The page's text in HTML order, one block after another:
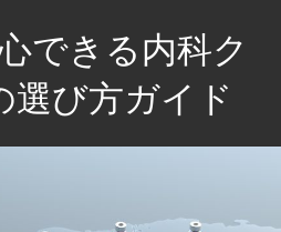
できる内科ク
選び方ガイド